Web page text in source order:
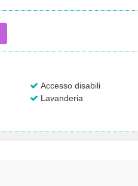
Accesso disabili
Lavanderia